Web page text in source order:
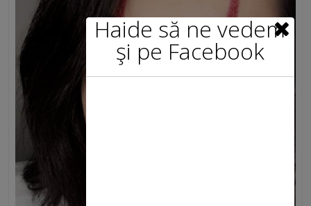
Haide să ne vedem
şi pe Facebook